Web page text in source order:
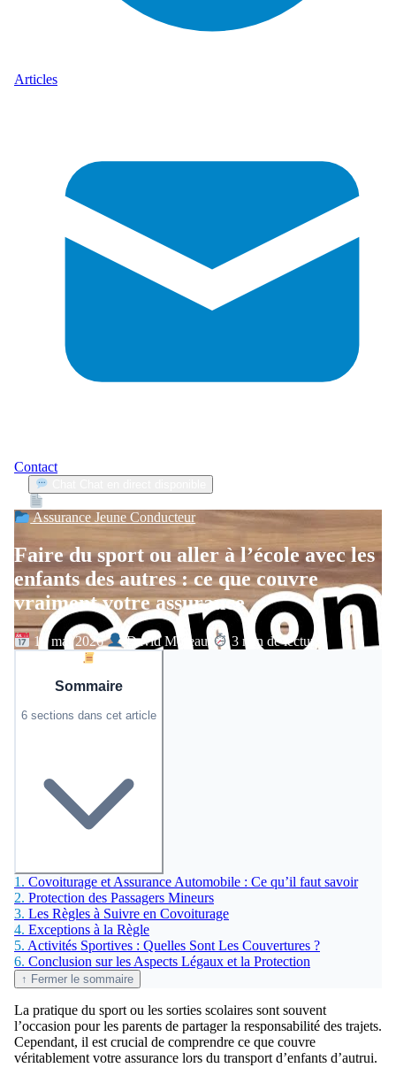
Articles
Contact
Assurance Jeune Conducteur
Faire du sport ou aller à l’école avec les
enfants des autres : ce que couvre
vraiment votre assurance
19 mai 2026 David Moreau 3 min de lecture
Sommaire
6 sections dans cet article
1. Covoiturage et Assurance Automobile : Ce qu’il faut savoir
2. Protection des Passagers Mineurs
3. Les Règles à Suivre en Covoiturage
4. Exceptions à la Règle
5. Activités Sportives : Quelles Sont Les Couvertures ?
6. Conclusion sur les Aspects Légaux et la Protection
↑ Fermer le sommaire
La pratique du sport ou les sorties scolaires sont souvent
l’occasion pour les parents de partager la responsabilité des trajets.
Cependant, il est crucial de comprendre ce que couvre
véritablement votre assurance lors du transport d’enfants d’autrui.